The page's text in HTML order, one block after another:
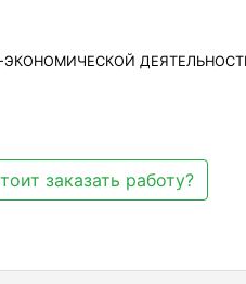
заказать работу?